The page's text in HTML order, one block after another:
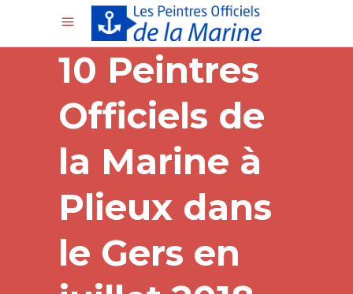
10 Peintres
Officiels de
la Marine à
Plieux dans
le Gers en